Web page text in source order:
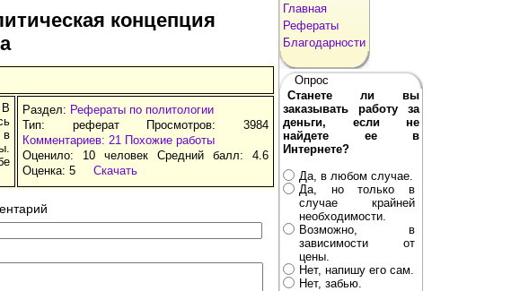
концепция
В
в
Раздел: Рефераты по политологии
Тип: реферат Просмотров: 3984
Комментариев: 21 Похожие работы
Оценило: 10 человек Средний балл: 4.6
Оценка: 5 Скачать
Главная
Рефераты
Благодарности
Опрос
Станете ли вы
заказывать работу за
деньги, если не
найдете ее в
Интернете?
Да, в любом случае.
Да, но только в
случае крайней
необходимости.
Возможно, в
зависимости от
цены.
Нет, напишу его сам.
Нет, забью.